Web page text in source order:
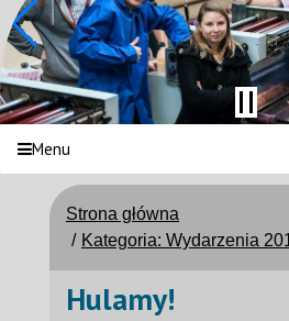
Menu
Strona główna
Kategoria: Wydarzenia
Hulamy!